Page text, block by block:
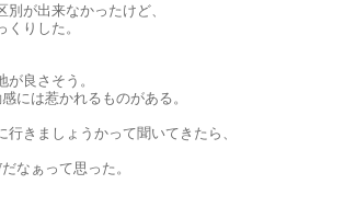
が出来なかったけど、
りした。
良さそう。
には惹かれるものがある。
きましょうかって聞いてきたら、
なぁって思った。